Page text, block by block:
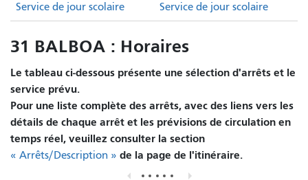
Service de jour scolaire Service de jour scolaire
31 BALBOA : Horaires
Le tableau ci-dessous présente une sélection d'arrêts et le
service prévu.
Pour une liste complète des arrêts, avec des liens vers les
détails de chaque arrêt et les prévisions de circulation en
temps réel, veuillez consulter la section
« Arrêts/Description » de la page de l'itinéraire.